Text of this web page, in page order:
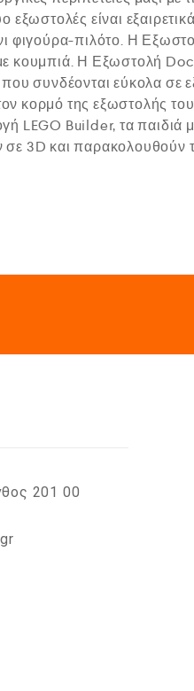
εξωστολές είναι
φιγούρα-πιλότο. Η
κουμπιά. Η Εξωστολή
που συνδέονται εύκολα σε
κορμό της εξωστολής
LEGO Builder, τα
3D και παρακολουθούν
201 00